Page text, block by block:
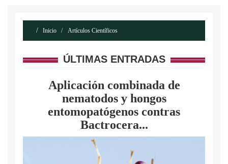
Inicio Artículos Científicos
ÚLTIMAS ENTRADAS
Aplicación combinada de
nematodos y hongos
entomopatógenos contras
Bactrocera...